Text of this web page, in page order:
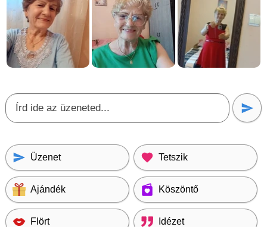
Üzenet Tetszik
Ajándék Köszöntő
Flört Idézet